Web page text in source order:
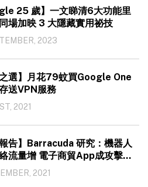
25 歲】一文睇清6大功能里
場加映 3 大隱藏實用祕技
2023
之選】月花79蚊買Google One
送VPN服務
2021
報告】Barracuda 研究：機器人
流量增 電子商貿App成攻擊目
2021